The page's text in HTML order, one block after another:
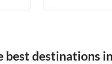
best destinations